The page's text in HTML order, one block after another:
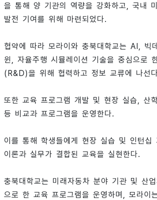
을 통해 양 기관의 역량을 강화하고, 국내
발전 기여를 위해 마련되었다.
협약에 따라 모라이와 충북대학교는 AI, 빅
윈, 자율주행 시뮬레이션 기술을 중심으로
(R&D)을 위해 협력하고 정보 교류에 나선
또한 교육 프로그램 개발 및 현장 실습, 산
등 비교과 프로그램을 운영한다.
이를 통해 학생들에게 현장 실습 및 인턴십
이론과 실무가 결합된 교육을 실현한다.
충북대학교는 미래자동차 분야 기관 및 산
으로 한 교육 프로그램을 운영하며, 모라이